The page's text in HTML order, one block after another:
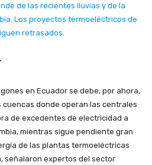
de las recientes lluvias y de la
Los proyectos termoeléctricos de
retrasados.
en Ecuador se debe, por ahora,
cuencas donde operan las centrales
de excedentes de electricidad a
mientras sigue pendiente gran
de las plantas termoeléctricas
señalaron expertos del sector